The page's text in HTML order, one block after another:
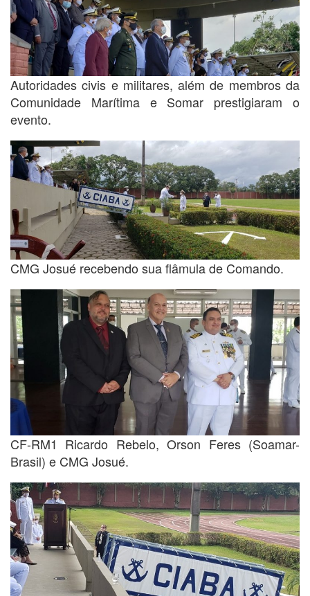
Autoridades civis e militares, além de membros da
Comunidade Marítima e Somar prestigiaram o
evento.
CMG Josué recebendo sua flâmula de Comando.
CF-RM1 Ricardo Rebelo, Orson Feres (Soamar-
Brasil) e CMG Josué.